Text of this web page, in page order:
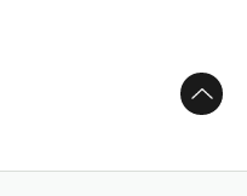
ページトップへ